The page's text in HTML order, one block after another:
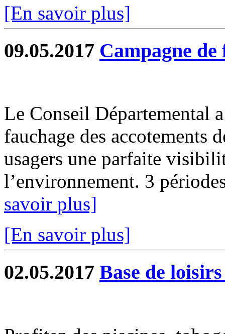
[En savoir plus]
09.05.2017 Campagne de
Le Conseil Départemental
fauchage des accotements
usagers une parfaite
l’environnement. 3
savoir plus]
[En savoir plus]
02.05.2017 Base de